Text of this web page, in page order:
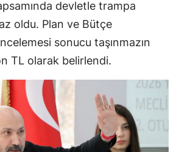
devletle trampa
oldu. Plan ve Bütçe
sonucu taşınmazın
TL olarak belirlendi.